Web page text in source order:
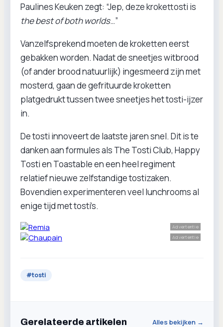
Paulines Keuken zegt: “Jep, deze krokettosti is
the best of both worlds…”
Vanzelfsprekend moeten de kroketten eerst
gebakken worden. ⁠Nadat de sneetjes witbrood
(of ander brood natuurlijk) ingesmeerd zijn met
mosterd, gaan de gefrituurde kroketten
platgedrukt tussen twee sneetjes het tosti-ijzer
in.
De tosti innoveert de laatste jaren snel. Dit is te
danken aan formules als The Tosti Club, Happy
Tosti en Toastable en een heel regiment
relatief nieuwe zelfstandige tostizaken.
Bovendien experimenteren veel lunchrooms al
enige tijd met tosti’s.
Advertentie
Advertentie
#tosti
Gerelateerde artikelen Alles bekijken →